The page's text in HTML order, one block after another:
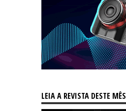
LEIA A REVISTA DESTE MÊS